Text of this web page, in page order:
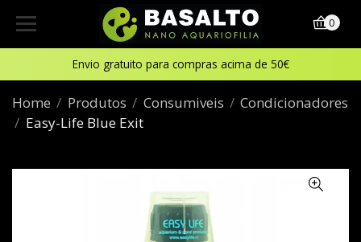
Envio gratuito para compras acima de 50€
0
Home Produtos Consumiveis
Condicionadores
Easy-Life Blue Exit